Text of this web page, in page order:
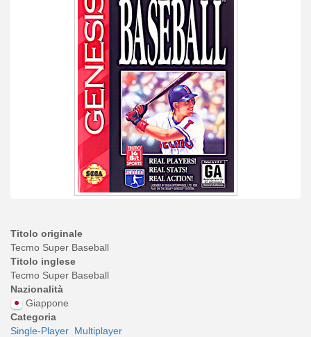
Titolo originale
Tecmo Super Baseball
Titolo inglese
Tecmo Super Baseball
Nazionalità
Giappone
Categoria
Single-Player Multiplayer